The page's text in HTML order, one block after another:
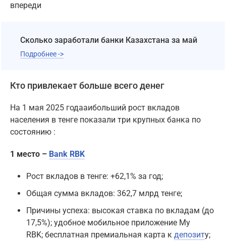
впереди
Cколько заработали банки Казахстана за май
Подробнее ->
Кто привлекает больше всего денег
На 1 мая 2025 годааибольший рост вкладов
населения в тенге показали три крупных банка по
состоянию :
1 место – Bank RBK
Рост вкладов в тенге: +62,1% за год;
Общая сумма вкладов: 362,7 млрд тенге;
Причины успеха: высокая ставка по вкладам (до
17,5%); удобное мобильное приложение My
RBK; бесплатная премиальная карта к депозиту;